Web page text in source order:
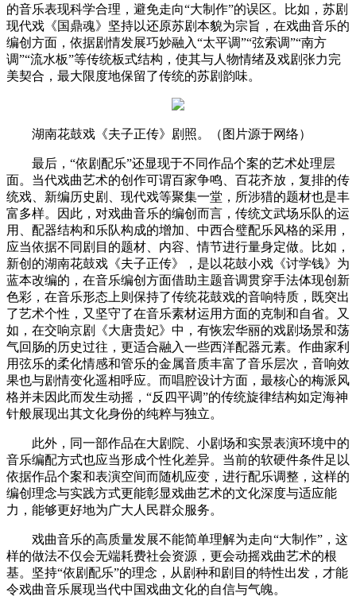
的音乐表现科学合理，避免走向“大制作”的误区。比如，苏剧
现代戏《国鼎魂》坚持以还原苏剧本貌为宗旨，在戏曲音乐的
编创方面，依据剧情发展巧妙融入“太平调”“弦索调”“南方
调”“流水板”等传统板式结构，使其与人物情绪及戏剧张力完
美契合，最大限度地保留了传统的苏剧韵味。
湖南花鼓戏《夫子正传》剧照。（图片源于网络）
最后，“依剧配乐”还显现于不同作品个案的艺术处理层
面。当代戏曲艺术的创作可谓百家争鸣、百花齐放，复排的传
统戏、新编历史剧、现代戏等聚集一堂，所涉猎的题材也是丰
富多样。因此，对戏曲音乐的编创而言，传统文武场乐队的运
用、配器结构和乐队构成的增加、中西合璧配乐风格的采用，
应当依据不同剧目的题材、内容、情节进行量身定做。比如，
新创的湖南花鼓戏《夫子正传》，是以花鼓小戏《讨学钱》为
蓝本改编的，在音乐编创方面借助主题音调贯穿手法体现创新
色彩，在音乐形态上则保持了传统花鼓戏的音响特质，既突出
了艺术个性，又坚守了在音乐素材运用方面的克制和自省。又
如，在交响京剧《大唐贵妃》中，有恢宏华丽的戏剧场景和荡
气回肠的历史过往，更适合融入一些西洋配器元素。作曲家利
用弦乐的柔化情感和管乐的金属音质丰富了音乐层次，音响效
果也与剧情变化遥相呼应。而唱腔设计方面，最核心的梅派风
格并未因此而发生动摇，“反四平调”的传统旋律结构如定海神
针般展现出其文化身份的纯粹与独立。
此外，同一部作品在大剧院、小剧场和实景表演环境中的
音乐编配方式也应当形成个性化差异。当前的软硬件条件足以
依据作品个案和表演空间而随机应变，进行配乐调整，这样的
编创理念与实践方式更能彰显戏曲艺术的文化深度与适应能
力，能够更好地为广大人民群众服务。
戏曲音乐的高质量发展不能简单理解为走向“大制作”，这
样的做法不仅会无端耗费社会资源，更会动摇戏曲艺术的根
基。坚持“依剧配乐”的理念，从剧种和剧目的特性出发，才能
令戏曲音乐展现当代中国戏曲文化的自信与气魄。